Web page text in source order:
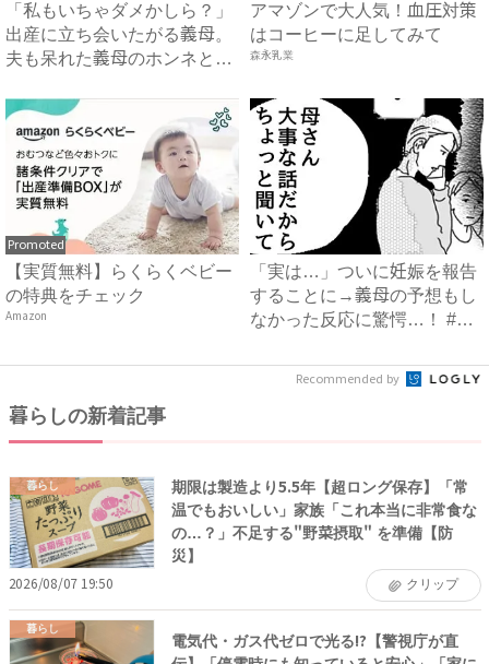
「私もいちゃダメかしら？」
出産に立ち会いたがる義母。
夫も呆れた義母のホンネと
アマゾンで大人気！血圧対策
はコーヒーに足してみて
森永乳業
Promoted
【実質無料】らくらくベビー
の特典をチェック
Amazon
「実は…」ついに妊娠を報告
することに→義母の予想もし
なかった反応に驚愕…！ #
Recommended by
暮らしの新着記事
暮らし
期限は製造より5.5年【超ロング保存】「常
温でもおいしい」家族「これ本当に非常食な
の…？」不足する"野菜摂取" を準備【防
災】
2026/08/07 19:50 クリップ
暮らし
電気代・ガス代ゼロで光る!?【警視庁が直